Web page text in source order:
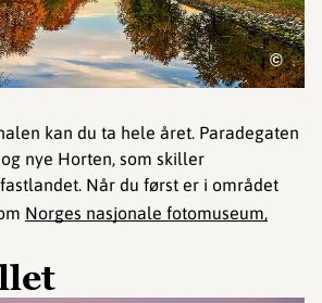
©
kan du ta hele året. Paradegaten
nye Horten, som skiller
Når du først er i området
Norges nasjonale fotomuseum,